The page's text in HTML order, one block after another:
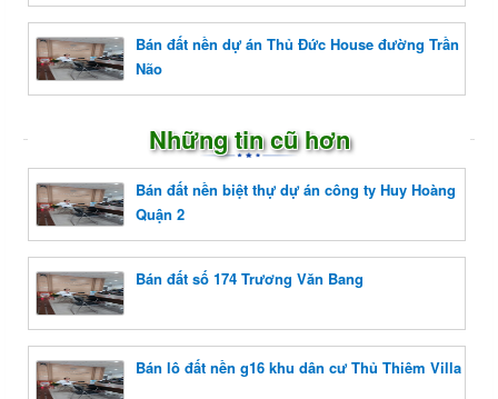
Bán đất nền dự án Thủ Đức House đường Trần
Não
Những tin cũ hơn
Bán đất nền biệt thự dự án công ty Huy Hoàng
Quận 2
Bán đất số 174 Trương Văn Bang
Bán lô đất nền g16 khu dân cư Thủ Thiêm Villa